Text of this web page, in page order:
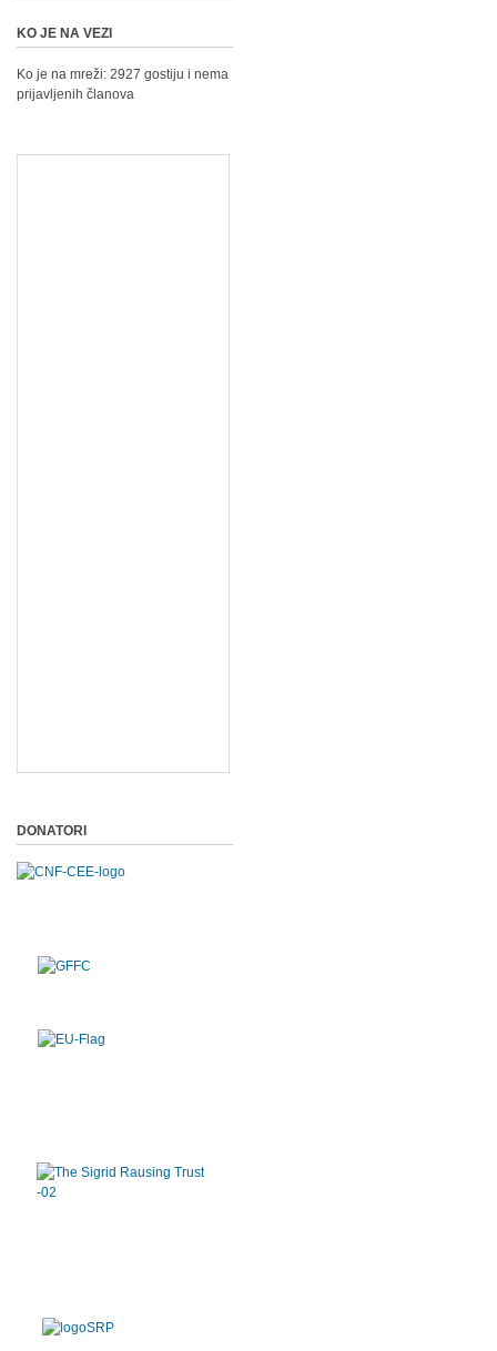
KO JE NA VEZI
Ko je na mreži: 2927 gostiju i nema
prijavljenih članova
DONATORI